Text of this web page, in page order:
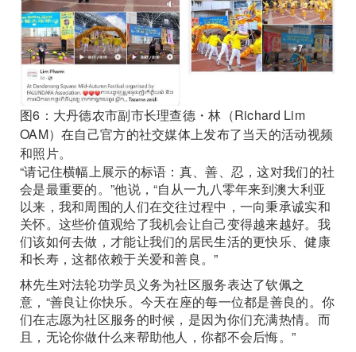
图6：大丹德农市副市长理查德・林（Richard Lim
OAM）在自己官方的社交媒体上发布了当天的活动视频
和照片。
“请记住横幅上展示的标语：真、善、忍，这对我们的社
会是最重要的。”他说，“自从一九八零年来到澳大利亚
以来，我和周围的人们在交往过程中，一向秉承诚实和
关怀。这些价值观给了我机会让自己变得越来越好。我
们该如何去做，才能让我们的居民生活的更快乐、健康
和长寿，这都依赖于关爱和善良。”
林先生对法轮功学员义务为社区服务表达了钦佩之
意，“善良让你快乐。今天在座的每一位都是善良的。你
们在志愿为社区服务的时候，是因为你们充满热情。而
且，无论你做什么来帮助他人，你都不会后悔。”